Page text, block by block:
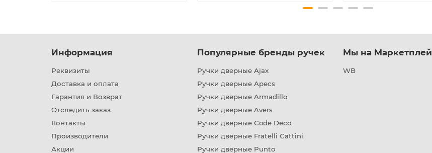
Информация
Реквизиты
Доставка и оплата
Гарантия и Возврат
Отследить заказ
Контакты
Производители
Акции
Популярные бренды ручек
Ручки дверные Ajax
Ручки дверные Apecs
Ручки дверные Armadillo
Ручки дверные Avers
Ручки дверные Code Deco
Ручки дверные Fratelli Cattini
Ручки дверные Punto
Мы на
WB